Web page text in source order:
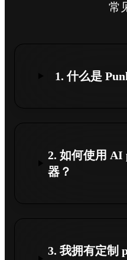
常
1. 什么是
2. 如何使用 AI
器？
3. 我拥有定制